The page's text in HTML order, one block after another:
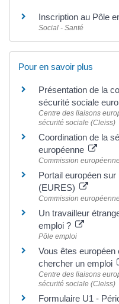
Inscription au Pôle
Social - Santé
Pour en savoir plus
Présentation de la
sécurité sociale
Centre des liaisons
sécurité sociale (Cleiss)
Coordination de la
européenne
Commission
Portail européen
(EURES)
Commission
Un travailleur
emploi ?
Pôle emploi
Vous êtes
chercher un emploi
Centre des liaisons
sécurité sociale (Cleiss)
Formulaire U1 -